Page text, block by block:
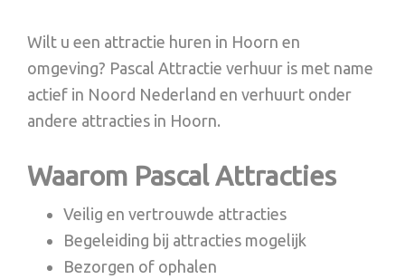
Wilt u een attractie huren in Hoorn en
omgeving? Pascal Attractie verhuur is met name
actief in Noord Nederland en verhuurt onder
andere attracties in Hoorn.
Waarom Pascal Attracties
Veilig en vertrouwde attracties
Begeleiding bij attracties mogelijk
Bezorgen of ophalen